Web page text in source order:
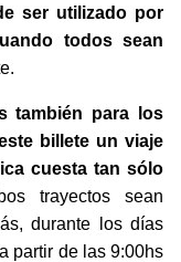
ser utilizado por
todos sean
también para los
billete un viaje
cuesta tan sólo
trayectos sean
durante los días
partir de las 9:00hs